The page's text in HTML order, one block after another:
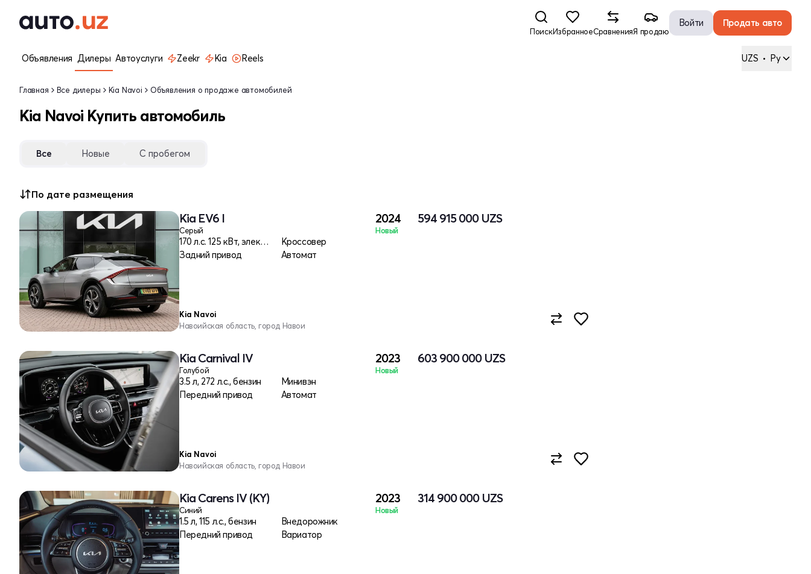
ПоискИзбранноеСравненияЯ продаю
Войти Продать авто
Объявления Дилеры Автоуслуги Zeekr Kia Reels UZS • Ру
Главная Все дилеры Kia Navoi Объявления о продаже автомобилей
Kia Navoi Купить автомобиль
Все Новые С пробегом
По дате размещения
Kia EV6 I
Серый
170 л.c. 125 кВт, электро
Кроссовер
Задний привод
Автомат
2024
Новый
594 915 000 UZS
Kia Navoi
Навоийская область, город Навои
Kia Carnival IV
Голубой
3.5 л, 272 л.с., бензин
Минивэн
Передний привод
Автомат
2023
Новый
603 900 000 UZS
Kia Navoi
Навоийская область, город Навои
Kia Carens IV (KY)
Синий
1.5 л, 115 л.с., бензин
Внедорожник
Передний привод
Вариатор
2023
Новый
314 900 000 UZS